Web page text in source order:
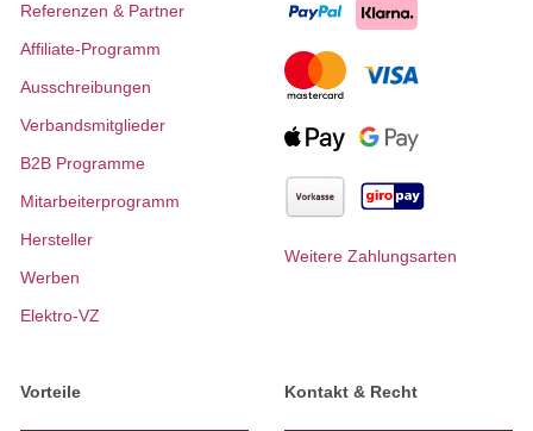
Referenzen & Partner
Affiliate-Programm
Ausschreibungen
Verbandsmitglieder
B2B Programme
Mitarbeiterprogramm
Hersteller
Werben
Elektro-VZ
Weitere Zahlungsarten
Vorteile Kontakt & Recht